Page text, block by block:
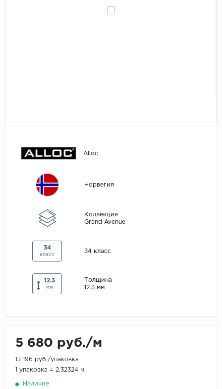
Alloc
Норвегия
Коллекция
Grand Avenue
34
класс
34 класс
12.3
мм
Толщина
12.3 мм
5 680 руб./м
13 196 руб./упаковка
1 упаковка = 2.32324 м
Наличие